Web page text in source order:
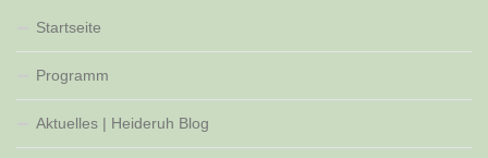
Startseite
Programm
Aktuelles | Heideruh Blog